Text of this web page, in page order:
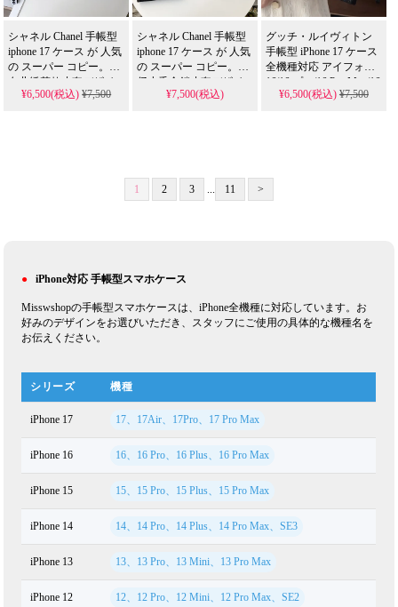
料無料。
シャネル Chanel 手帳型
iphone 17 ケース が 人気
の スーパー コピー。香
奈儿绣花款皮套デザイ
ンでiPhone 11-17 Pro
¥6,500(税込)¥7,500
シャネル Chanel 手帳型
iphone 17 ケース が 人気
の スーパー コピー。牛
仔小香金鎖皮套デザイ
ンでiPhone 11-17 Pro
な多機能モデルを 格安
で提供し、芸能人 スタ
¥7,500(税込)
グッチ・ルイヴィトン
手帳型 iPhone 17 ケース
全機種対応 アイフォン
16/16 プロ/16 Pro Max/16
プラス携帯ケース 人気
帳型 iPhone 17 Air/16
¥6,500(税込) ¥7,500
1 2 3 11 >
●iPhone対応 手帳型スマホケース
Misswshopの手帳型スマホケースは、iPhone全機種に対応しています。お
好みのデザインをお選びいただき、スタッフにご使用の具体的な機種名を
お伝えください。
シリーズ 機種
iPhone 17 17、17Air、17Pro、17 Pro Max
iPhone 16 16、16 Pro、16 Plus、16 Pro Max
iPhone 15 15、15 Pro、15 Plus、15 Pro Max
iPhone 14 14、14 Pro、14 Plus、14 Pro Max、SE3
iPhone 13 13、13 Pro、13 Mini、13 Pro Max
iPhone 12 12、12 Pro、12 Mini、12 Pro Max、SE2